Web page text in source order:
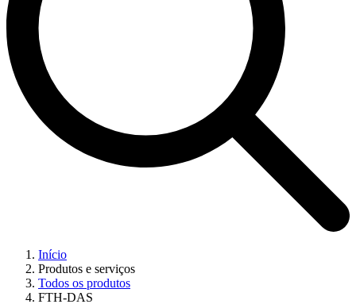
Início
Produtos e serviços
Todos os produtos
FTH-DAS